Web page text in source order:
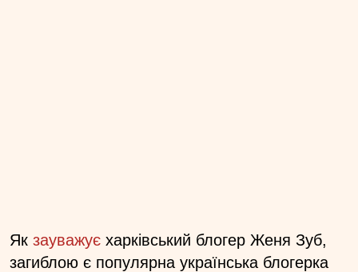
Як зауважує харківський блогер Женя Зуб,
загиблою є популярна українська блогерка